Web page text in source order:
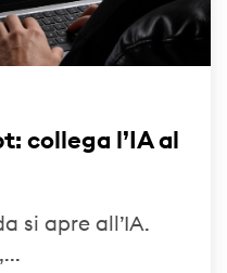
collega l’IA al
si apre all’IA.